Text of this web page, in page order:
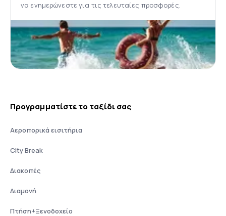
να ενημερώνεστε για τις τελευταίες προσφορές.
Προγραμματίστε το ταξίδι σας
Αεροπορικά εισιτήρια
City Break
Διακοπές
Διαμονή
Πτήση+Ξενοδοχείο